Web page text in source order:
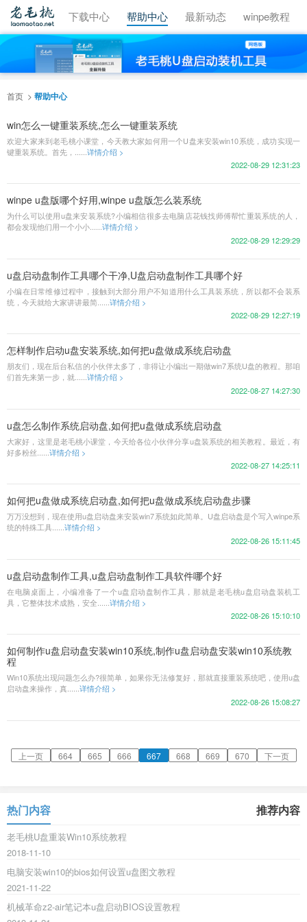
视频教程 下载中心 帮助中心 最新动态 winpe教程
首页 帮助中心
win怎么一键重装系统,怎么一键重装系统
欢迎大家来到老毛桃小课堂，今天教大家如何用一个U盘来安装win10系统，成功实现一
键重装系统。首先，...... 详情介绍 >
2022-08-29 12:31:23
winpe u盘版哪个好用,winpe u盘版怎么装系统
为什么可以使用u盘来安装系统?小编相信很多去电脑店花钱找师傅帮忙重装系统的人，
都会发现他们用一个小小......详情介绍 >
2022-08-29 12:29:29
u盘启动盘制作工具哪个干净,U盘启动盘制作工具哪个好
小编在日常维修过程中，接触到大部分用户不知道用什么工具装系统，所以都不会装系
统，今天就给大家讲讲最简...... 详情介绍 >
2022-08-29 12:27:19
怎样制作启动u盘安装系统,如何把u盘做成系统启动盘
朋友们，现在后台私信的小伙伴太多了，非得让小编出一期做win7系统U盘的教程。那咱
们首先来第一步，就......详情介绍 >
2022-08-27 14:27:30
u盘怎么制作系统启动盘,如何把u盘做成系统启动盘
​大家好，这里是老毛桃小课堂，今天给各位小伙伴分享u盘装系统的相关教程。最近，有
好多粉丝...... 详情介绍 >
2022-08-27 14:25:11
如何把u盘做成系统启动盘,如何把u盘做成系统启动盘步骤
万万没想到，现在使用u盘启动盘来安装win7系统如此简单。U盘启动盘是个写入winpe系
统的特殊工具......详情介绍 >
2022-08-26 15:11:45
u盘启动盘制作工具,u盘启动盘制作工具软件哪个好
在电脑桌面上，小编准备了一个u盘启动盘制作工具，那就是老毛桃u盘启动盘装机工
具，它整体技术成熟，安全...... 详情介绍 >
2022-08-26 15:10:10
如何制作u盘启动盘安装win10系统,制作u盘启动盘安装win10系统教
程
Win10系统出现问题怎么办?很简单，如果你无法修复好，那就直接重装系统吧，使用u盘
启动盘来操作，真......详情介绍 >
2022-08-26 15:08:27
上一页 664 665 666 667 668 669 670 下一页
热门内容 推荐内容
老毛桃U盘重装Win10系统教程
2018-11-10
电脑安装win10的bios如何设置u盘图文教程
2021-11-22
机械革命z2-air笔记本u盘启动BIOS设置教程